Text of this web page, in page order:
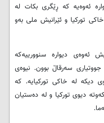
ئەوەیە کە ڕێگری بکات لە
تورکیا و ئێرانیش ملی بەو
ئەوەی دیوارە سنوورییەکە
سەرقاڵ بوون. نیوەی
دیکە لە خاکی تورکیایە. کە
کەوتە دیوی تورکیا و لە دەستیان